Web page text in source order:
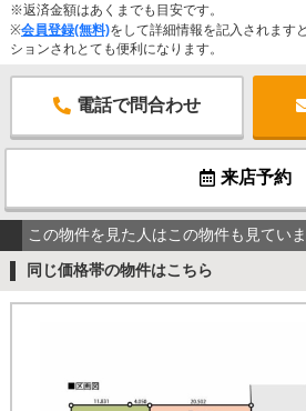
※返済金額はあくまでも目安です。
※会員登録(無料)をして詳細情報を記入されます
ションされとても便利になります。
電話で問合わせ
来店予約
この物件を見た人はこの物件も見てい
同じ価格帯の物件はこちら